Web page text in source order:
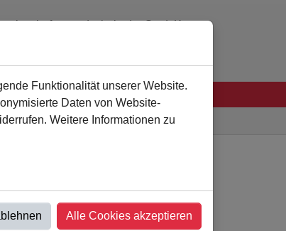
der Stadt Kamen
Astrid-Lindgren-Schule Nachricht
Funktionalität unserer Website.
Daten von Website-
Weitere Informationen zu
Alle Cookies akzeptieren